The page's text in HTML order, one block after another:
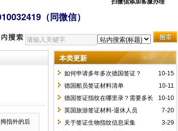
扫微信添加客服办理
（同微信）
指外的后
本类更新
10-15
如何申请多年多次德国签证？
10-11
德国船员签证材料清单
10-10
德国签证指纹在哪里录？需要多长
时间？
7-20
英国旅游签证材料-退休人员
3-29
关于签证生物指纹信息采集